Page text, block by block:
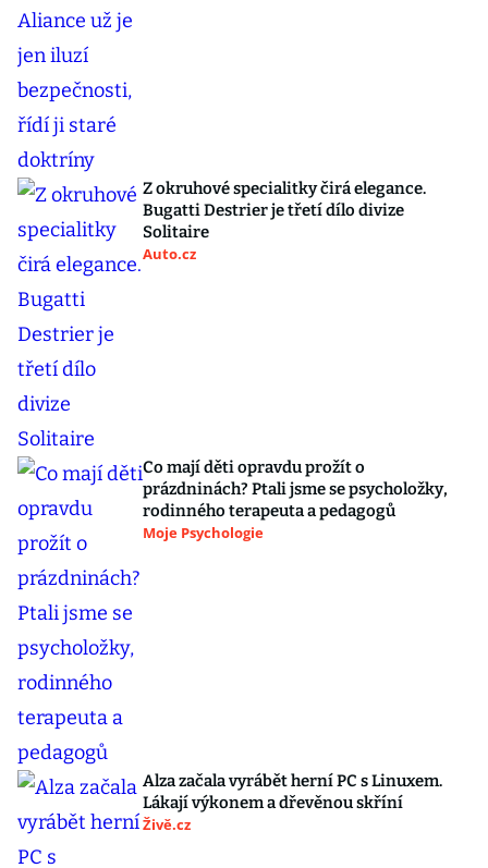
Z okruhové specialitky čirá elegance.
Bugatti Destrier je třetí dílo divize
Solitaire
Auto.cz
Co mají děti opravdu prožít o
prázdninách? Ptali jsme se psycholožky,
rodinného terapeuta a pedagogů
Moje Psychologie
Alza začala vyrábět herní PC s Linuxem.
Lákají výkonem a dřevěnou skříní
Živě.cz